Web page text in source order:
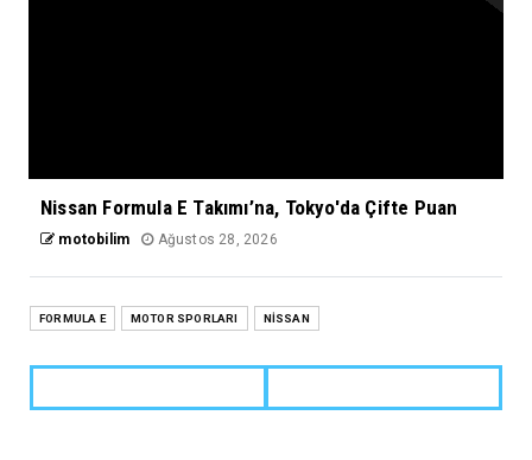
Nissan Formula E Takımı’na, Tokyo'da Çifte Puan
motobilim Ağustos 28, 2026
FORMULA E MOTOR SPORLARI NİSSAN